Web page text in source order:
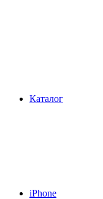
Каталог
iPhone